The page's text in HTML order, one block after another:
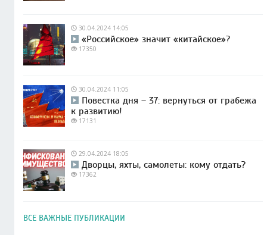
30.04.2024 14:05
«Российское» значит «китайское»?
17350
30.04.2024 11:05
Повестка дня – 37: вернуться от грабежа
к развитию!
17131
29.04.2024 18:05
Дворцы, яхты, самолеты: кому отдать?
17362
ВСЕ ВАЖНЫЕ ПУБЛИКАЦИИ